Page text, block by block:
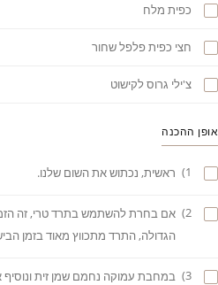
כפית מלח
חצי כפית פלפל שחור
צ'ילי גרוס לקישוט
אופן ההכנה
1) ראשית, נכתוש את השום שלנו.
2)
אם בחרת להשתמש בתרד טרי, זה
הגדולה, התרד מתכווץ מאוד בזמן
3)
במחבת עמוקה נחמם שמן זית